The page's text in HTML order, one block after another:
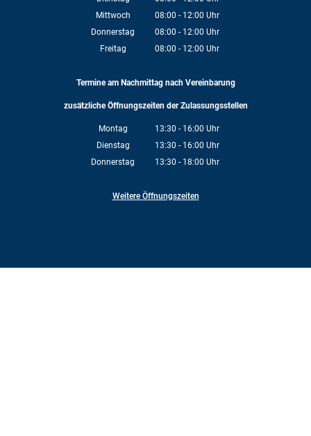
Von 08:00 bis 12:00 Uhr
Mittwoch 08:00 - 12:00 Uhr
Von 08:00 bis 12:00 Uhr
Donnerstag 08:00 - 12:00 Uhr
Von 08:00 bis 12:00 Uhr
Freitag 08:00 - 12:00 Uhr
Termine am Nachmittag nach Vereinbarung
zusätzliche Öffnungszeiten der Zulassungsstellen
Montag 13:30 - 16:00 Uhr
Von 13:30 bis 16:00 Uhr
Dienstag 13:30 - 16:00 Uhr
Von 13:30 bis 16:00 Uhr
Donnerstag 13:30 - 18:00 Uhr
Weitere Öffnungszeiten